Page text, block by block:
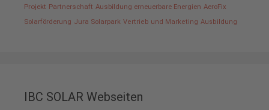
Projekt Partnerschaft Ausbildung erneuerbare Energien AeroFix
Solarförderung Jura Solarpark Vertrieb und Marketing Ausbildung
IBC SOLAR Webseiten